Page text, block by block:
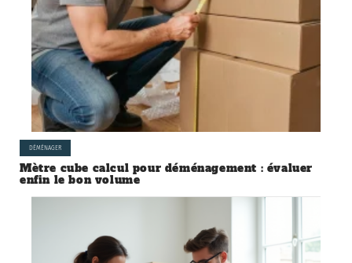
DÉMÉNAGER
Mètre cube calcul pour déménagement : évaluer
enfin le bon volume